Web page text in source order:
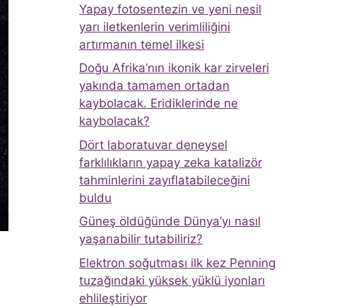
Yapay fotosentezin ve yeni nesil
yarı iletkenlerin verimliliğini
artırmanın temel ilkesi
Doğu Afrika’nın ikonik kar zirveleri
yakında tamamen ortadan
kaybolacak. Eridiklerinde ne
kaybolacak?
Dört laboratuvar deneysel
farklılıkların yapay zeka katalizör
tahminlerini zayıflatabileceğini
buldu
Güneş öldüğünde Dünya’yı nasıl
yaşanabilir tutabiliriz?
Elektron soğutması ilk kez Penning
tuzağındaki yüksek yüklü iyonları
ehlileştiriyor